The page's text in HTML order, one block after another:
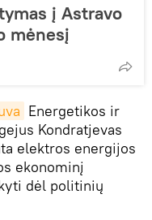
į Astravo
mėnesį
Energetikos ir
Kondratjevas
elektros energijos
ekonominį
dėl politinių